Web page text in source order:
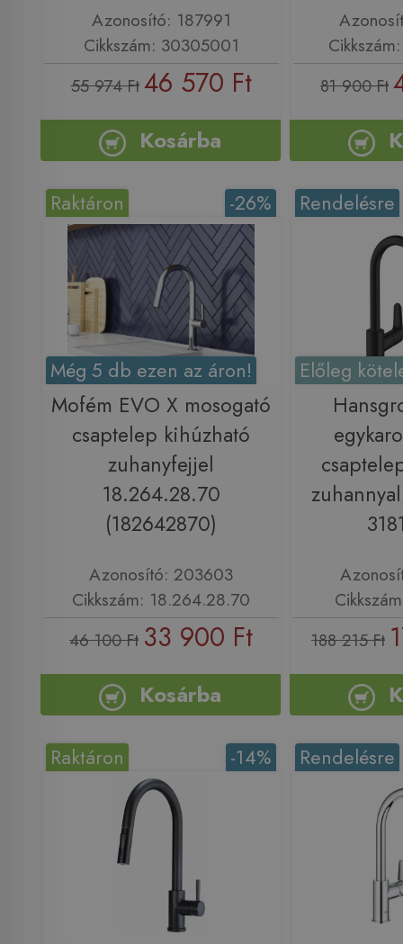
Azonosító: 187991
Cikkszám: 30305001
55 974 Ft 46 570 Ft
Kosárba
81 900 Ft
-26%
Raktáron
Még 5 db ezen az áron!
Mofém EVO X mosogató
csaptelep kihúzható
zuhanyfejjel
18.264.28.70
(182642870)
Azonosító: 203603
Cikkszám: 18.264.28.70
46 100 Ft 33 900 Ft
Kosárba
Rendelésre
Előleg
188 215 Ft
-14%
Raktáron Rendelésre